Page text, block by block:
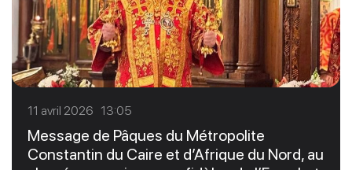
11 avril 2026 13:05
Message de Pâques du Métropolite
Constantin du Caire et d’Afrique du Nord, au